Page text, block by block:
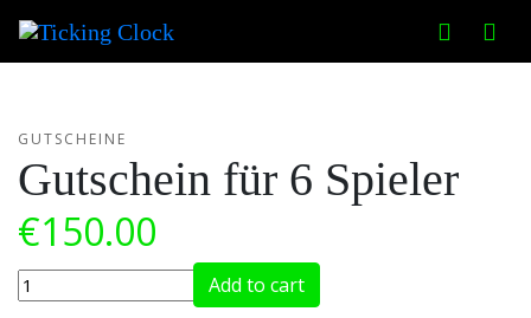
Gutscheine
GUTSCHEINE
Gutschein für 6 Spieler
€150.00
Gutschein
für
Add to cart